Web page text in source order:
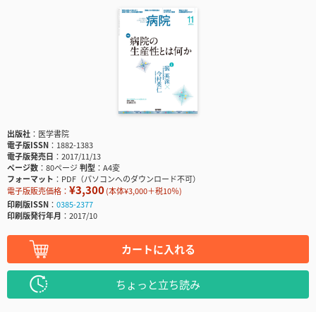
出版社
医学書院
電子版ISSN
1882-1383
電子版発売日
2017/11/13
ページ数
80ページ判型
A4変
フォーマット
PDF（パソコンへのダウンロード不可）
電子版販売価格： ¥3,300(本体¥3,000＋税10％)
印刷版ISSN
0385-2377
印刷版発行年月
2017/10
カートに入れる
ちょっと立ち読み